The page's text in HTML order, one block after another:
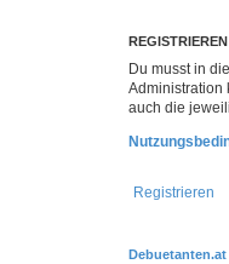
REGISTRIEREN
Du musst in
Administration
auch die
Registrieren